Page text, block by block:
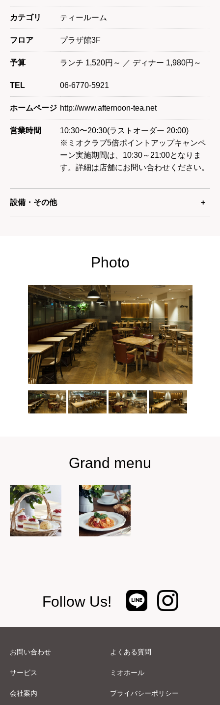
カテゴリ ティールーム
フロア プラザ館3F
予算 ランチ 1,520円～ ／ ディナー 1,980円～
TEL 06-6770-5921
ホームページ http://www.afternoon-tea.net
営業時間
10:30〜20:30(ラストオーダー 20:00)
※ミオクラブ5倍ポイントアップキャンペ
ーン実施期間は、10:30～21:00となりま
す。詳細は店舗にお問い合わせください。
設備・その他
Photo
Grand menu
Follow Us!
お問い合わせ よくある質問
サービス ミオホール
会社案内 プライバシーポリシー